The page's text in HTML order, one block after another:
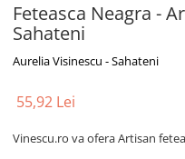
Feteasca Neagra -
Sahateni
Aurelia Visinescu - Sahateni
55,92 Lei
Vinescu.ro va ofera Artisan